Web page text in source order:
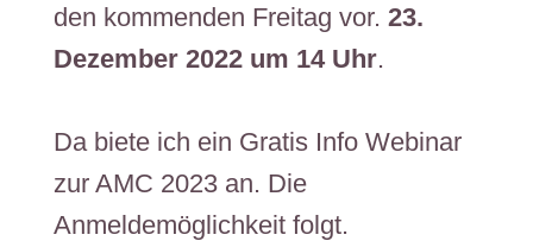
den kommenden Freitag vor. 23.
Dezember 2022 um 14 Uhr.
Da biete ich ein Gratis Info Webinar
zur AMC 2023 an. ​​​Die
Anmeldemöglichkeit folgt.